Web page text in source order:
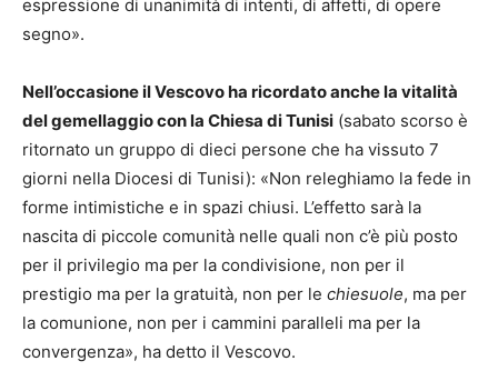
espressione di unanimità di intenti, di affetti, di opere
segno».
Nell’occasione il Vescovo ha ricordato anche la vitalità
del gemellaggio con la Chiesa di Tunisi (sabato scorso è
ritornato un gruppo di dieci persone che ha vissuto 7
giorni nella Diocesi di Tunisi): «Non releghiamo la fede in
forme intimistiche e in spazi chiusi. L’effetto sarà la
nascita di piccole comunità nelle quali non c’è più posto
per il privilegio ma per la condivisione, non per il
prestigio ma per la gratuità, non per le chiesuole, ma per
la comunione, non per i cammini paralleli ma per la
convergenza», ha detto il Vescovo.